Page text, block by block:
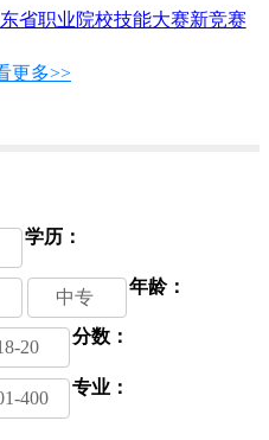
省职业院校技能大赛新竞赛
州人社局领导看望对口扶贫
在烟台工贸技师学院开赛
更多>>
学历：
中专
年龄：
20
分数：
400
专业：